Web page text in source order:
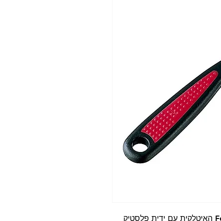
מסרק נגד פרעושים תוצרת חברת Ferplast האיטלקית עם ידית פלסטיק